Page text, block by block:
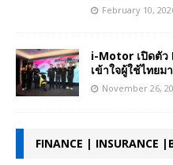
February 10,
i-Motor เปิดตัว
เข้าใจผู้ใช้ไทยม
November 26,
FINANCE | INSURANCE